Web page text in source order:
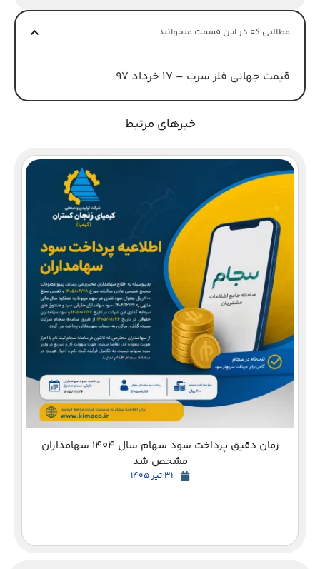
مطالبی که در این قسمت میخوانید
قیمت جهانی فلز سرب – 17 خرداد 97
خبرهای مرتبط
زمان دقیق پرداخت سود سهام سال 1404 سهامداران
مشخص شد
31 تیر 1405